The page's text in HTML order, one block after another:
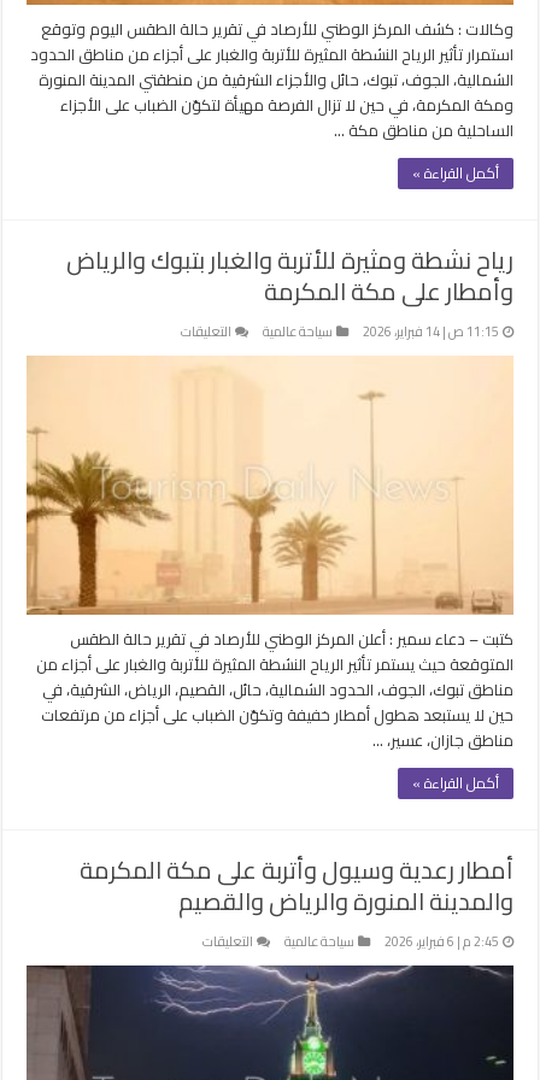
وكالات : كشف المركز الوطني للأرصاد في تقرير حالة الطقس اليوم وتوقع
استمرار تأثير الرياح النشطة المثيرة للأتربة والغبار على أجزاء من مناطق الحدود
الشمالية، الجوف، تبوك، حائل والأجزاء الشرقية من منطقتي المدينة المنورة
ومكة المكرمة، في حين لا تزال الفرصة مهيأة لتكوّن الضباب على الأجزاء
الساحلية من مناطق مكة …
أكمل القراءة »
رياح نشطة ومثيرة للأتربة والغبار بتبوك والرياض
وأمطار على مكة المكرمة
11:15 ص | 14 فبراير، 2026 سياحة عالمية التعليقات
رياح
والرياض
وأمطار
على
مكة
المكرمة
مغلقة
كتبت – دعاء سمير : أعلن المركز الوطني للأرصاد في تقرير حالة الطقس
المتوقعة حيث يستمر تأثير الرياح النشطة المثيرة للأتربة والغبار على أجزاء من
مناطق تبوك، الجوف، الحدود الشمالية، حائل، القصيم، الرياض، الشرقية، في
حين لا يستبعد هطول أمطار خفيفة وتكوّن الضباب على أجزاء من مرتفعات
مناطق جازان، عسير، …
أكمل القراءة »
أمطار رعدية وسيول وأتربة على مكة المكرمة
والمدينة المنورة والرياض والقصيم
2:45 م | 6 فبراير، 2026 سياحة عالمية التعليقات
أمطار
رعدية
وسيول